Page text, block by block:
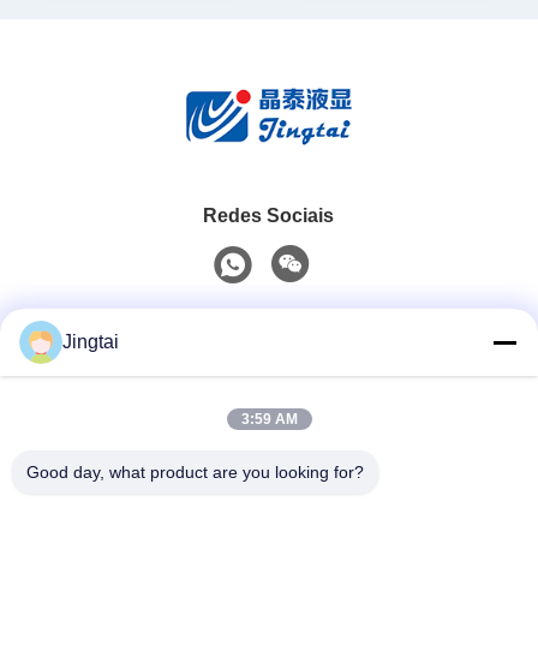
Redes Sociais
0086-755-27491128
Jingtai
3:59 AM
Good day, what product are you looking for?